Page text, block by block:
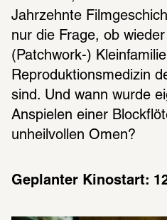
Jahrzehnte
nur die Frage, ob
(Patchwork-)
Reproduktionsmedizin
sind. Und wann wurde
Anspielen einer
unheilvollen Omen?
Geplanter Kinostart: